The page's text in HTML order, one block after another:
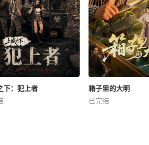
下：犯上者
箱子里的大明
已完结